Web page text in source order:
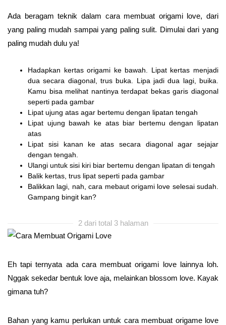
Ada beragam teknik dalam cara membuat origami love, dari
yang paling mudah sampai yang paling sulit. Dimulai dari yang
paling mudah dulu ya!
Hadapkan kertas origami ke bawah. Lipat kertas menjadi
dua secara diagonal, trus buka. Lipa jadi dua lagi, buika.
Kamu bisa melihat nantinya terdapat bekas garis diagonal
seperti pada gambar
Lipat ujung atas agar bertemu dengan lipatan tengah
Lipat ujung bawah ke atas biar bertemu dengan lipatan
atas
Lipat sisi kanan ke atas secara diagonal agar sejajar
dengan tengah.
Ulangi untuk sisi kiri biar bertemu dengan lipatan di tengah
Balik kertas, trus lipat seperti pada gambar
Balikkan lagi, nah, cara mebaut origami love selesai sudah.
Gampang bingit kan?
2 dari total 3 halaman
Eh tapi ternyata ada cara membuat origami love lainnya loh.
Nggak sekedar bentuk love aja, melainkan blossom love. Kayak
gimana tuh?
Bahan yang kamu perlukan untuk cara membuat origame love